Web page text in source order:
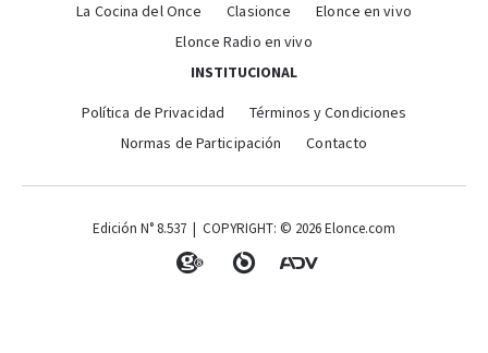
La Cocina del Once
Clasionce
Elonce en vivo
Elonce Radio en vivo
INSTITUCIONAL
Política de Privacidad
Términos y Condiciones
Normas de Participación
Contacto
Edición N° 8.537 | COPYRIGHT: © 2026 Elonce.com